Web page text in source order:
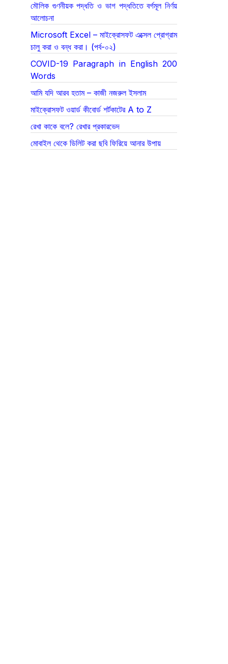
মৌলিক গুণনীয়ক পদ্ধতি ও ভাগ পদ্ধতিতে বর্গমূল নির্ণয়
আলোচনা
Microsoft Excel – মাইক্রোসফট এক্সেল প্রোগ্রাম
চালু করা ও বন্ধ করা। (পর্ব-০২)
COVID-19 Paragraph in English 200
Words
আমি যদি আরব হতাম – কাজী নজরুল ইসলাম
মাইক্রোসফট ওয়ার্ড কীবোর্ড শর্টকাটের A to Z
রেখা কাকে বলে? রেখার প্রকারভেদ
মোবাইল থেকে ডিলিট করা ছবি ফিরিয়ে আনার উপায়